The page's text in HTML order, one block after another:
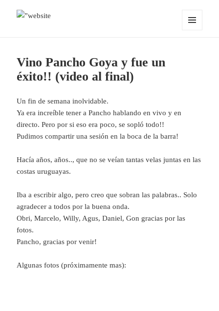
Vino Pancho Goya y fue un
éxito!! (video al final)
Un fin de semana inolvidable.
Ya era increíble tener a Pancho hablando en vivo y en
directo. Pero por si eso era poco, se sopló todo!!
Pudimos compartir una sesión en la boca de la barra!
Hacía años, años.., que no se veían tantas velas juntas en las
costas uruguayas.
Iba a escribir algo, pero creo que sobran las palabras.. Solo
agradecer a todos por la buena onda.
Obri, Marcelo, Willy, Agus, Daniel, Gon gracias por las
fotos.
Pancho, gracias por venir!
Algunas fotos (próximamente mas):